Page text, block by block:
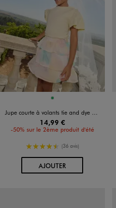
Disponible en 1 coloris
VERT
Jupe courte à volants tie and dye fille
14,99 €
-50% sur le 2ème produit d'été
4.5/5 de moyenne
(36 avis)
AJOUTERAU PANIER